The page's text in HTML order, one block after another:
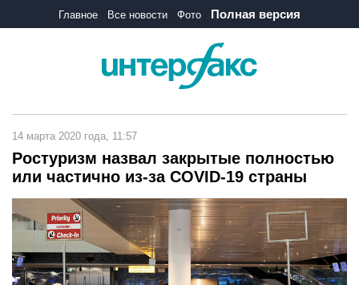
Главное Все новости Фото Полная версия
14 марта 2020 года, 11:57
Ростуризм назвал закрытые полностью
или частично из-за COVID-19 страны